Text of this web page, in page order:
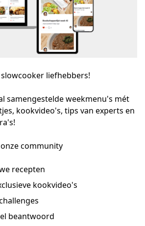
liefhebbers!
samengestelde weekmenu's mét
kookvideo's, tips van experts en
community
recepten
kookvideo's
beantwoord